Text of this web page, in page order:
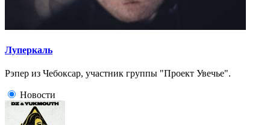
Луперкаль
Рэпер из Чебоксар, участник группы "Проект Увечье".
Новости